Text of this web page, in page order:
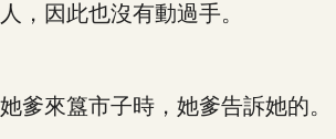
因此也沒有動過手。
來簋市子時，她爹告訴她的。